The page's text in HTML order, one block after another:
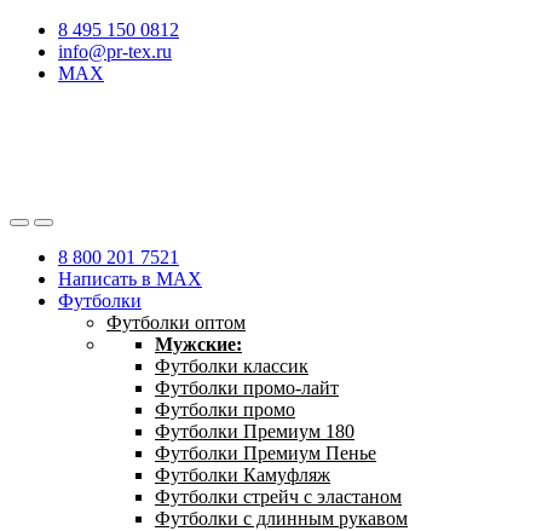
8 495 150 0812
info@pr-tex.ru
MAX
8 800 201 7521
Написать в MAX
Футболки
Футболки оптом
Мужские:
Футболки классик
Футболки промо-лайт
Футболки промо
Футболки Премиум 180
Футболки Премиум Пенье
Футболки Камуфляж
Футболки стрейч с эластаном
Футболки с длинным рукавом